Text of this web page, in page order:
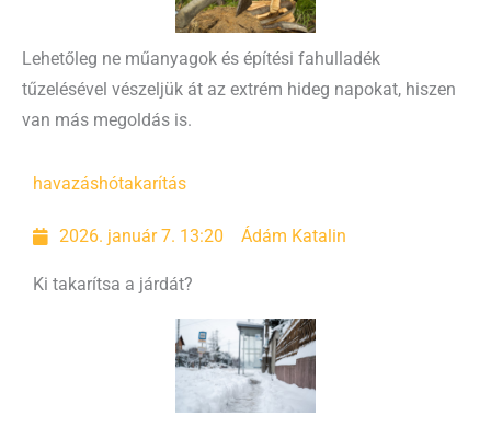
Lehetőleg ne műanyagok és építési fahulladék
tűzelésével vészeljük át az extrém hideg napokat, hiszen
van más megoldás is.
havazáshótakarítás
2026. január 7. 13:20 Ádám Katalin
Ki takarítsa a járdát?